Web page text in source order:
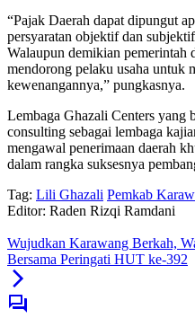
“Pajak Daerah dapat dipungut
persyaratan objektif dan
Walaupun demikian pemerintah
mendorong pelaku usaha untuk
kewenangannya,” pungkasnya.
Lembaga Ghazali Centers yang
consulting sebagai lembaga
mengawal penerimaan daerah
dalam rangka suksesnya
Tag: Lili Ghazali Pemkab
Editor: Raden Rizqi Ramdani
Wujudkan Karawang Berkah,
Bersama Peringati HUT ke-392